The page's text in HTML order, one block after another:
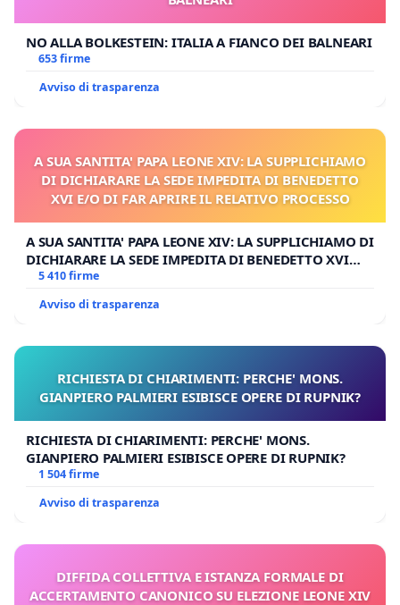
NO ALLA BOLKESTEIN: ITALIA A FIANCO DEI BALNEARI
653 firme
Avviso di trasparenza
A SUA SANTITA' PAPA LEONE XIV: LA SUPPLICHIAMO
DI DICHIARARE LA SEDE IMPEDITA DI BENEDETTO
XVI E/O DI FAR APRIRE IL RELATIVO PROCESSO
A SUA SANTITA' PAPA LEONE XIV: LA SUPPLICHIAMO DI
DICHIARARE LA SEDE IMPEDITA DI BENEDETTO XVI
E/O DI FAR APRIRE IL RELATIVO PROCESSO
5 410 firme
Avviso di trasparenza
RICHIESTA DI CHIARIMENTI: PERCHE' MONS.
GIANPIERO PALMIERI ESIBISCE OPERE DI RUPNIK?
RICHIESTA DI CHIARIMENTI: PERCHE' MONS.
GIANPIERO PALMIERI ESIBISCE OPERE DI RUPNIK?
1 504 firme
Avviso di trasparenza
DIFFIDA COLLETTIVA E ISTANZA FORMALE DI
ACCERTAMENTO CANONICO SU ELEZIONE LEONE XIV